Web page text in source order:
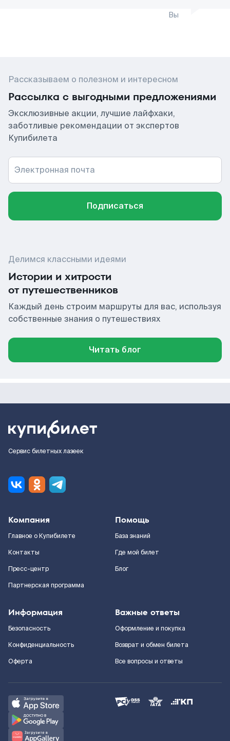
Вы
Рассказываем о полезном и интересном
Рассылка с выгодными предложениями
Эксклюзивные акции, лучшие лайфхаки,
заботливые рекомендации от экспертов
Купибилета
Электронная почта
Подписаться
Делимся классными идеями
Истории и хитрости
от путешественников
Каждый день строим маршруты для вас, используя
собственные знания о путешествиях
Читать блог
Сервис билетных лазеек
Компания
Главное о Купибилете
Контакты
Пресс-центр
Партнерская программа
Помощь
База знаний
Где мой билет
Блог
Информация
Безопасность
Конфиденциальность
Оферта
Важные ответы
Оформление и покупка
Возврат и обмен билета
Все вопросы и ответы